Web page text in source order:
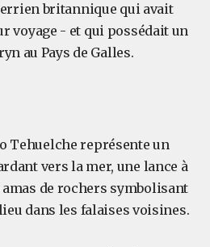
britannique qui avait
voyage - et qui possédait un
au Pays de Galles.
Tehuelche représente un
vers la mer, une lance à
de rochers symbolisant
dans les falaises voisines.